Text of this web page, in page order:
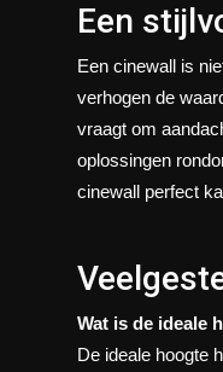
Een
Een cinewall is
verhogen de
vraagt om
oplossingen
cinewall perfect
Wat is de ideale
De ideale hoogte